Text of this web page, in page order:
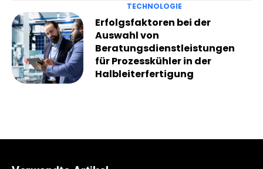
TECHNOLOGIE
Erfolgsfaktoren bei der
Auswahl von
Beratungsdienstleistungen
für Prozesskühler in der
Halbleiterfertigung